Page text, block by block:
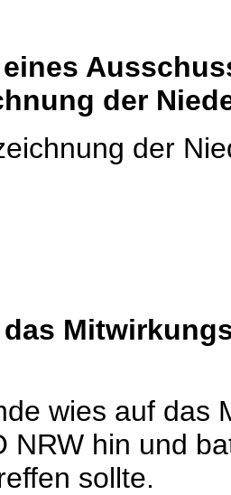
der
der
wies auf das
NRW hin und
sollte.